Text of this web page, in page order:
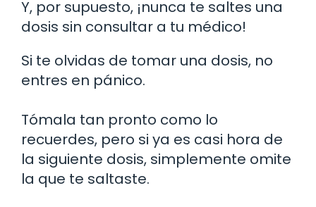
Y, por supuesto, ¡nunca te saltes una
dosis sin consultar a tu médico!
Si te olvidas de tomar una dosis, no
entres en pánico.
Tómala tan pronto como lo
recuerdes, pero si ya es casi hora de
la siguiente dosis, simplemente omite
la que te saltaste.